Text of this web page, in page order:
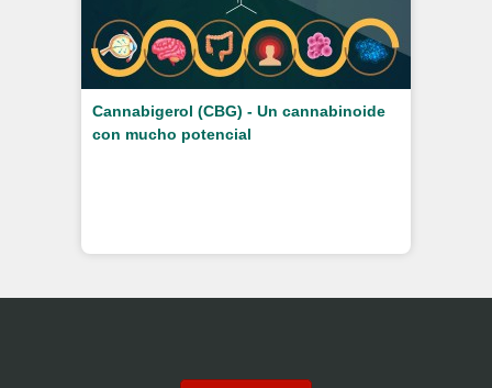
Cannabigerol (CBG) - Un cannabinoide
con mucho potencial